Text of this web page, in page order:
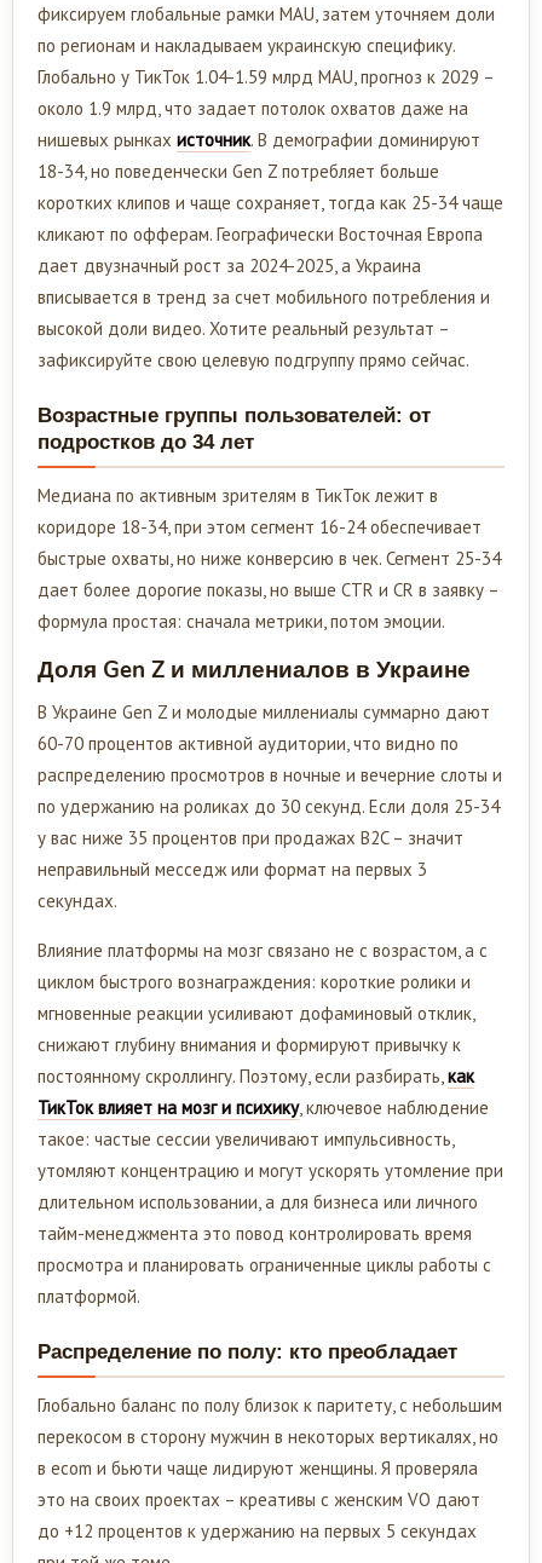
фиксируем глобальные рамки MAU, затем уточняем доли
по регионам и накладываем украинскую специфику.
Глобально у ТикТок 1.04-1.59 млрд MAU, прогноз к 2029 –
около 1.9 млрд, что задает потолок охватов даже на
нишевых рынках источник. В демографии доминируют
18-34, но поведенчески Gen Z потребляет больше
коротких клипов и чаще сохраняет, тогда как 25-34 чаще
кликают по офферам. Географически Восточная Европа
дает двузначный рост за 2024-2025, а Украина
вписывается в тренд за счет мобильного потребления и
высокой доли видео. Хотите реальный результат –
зафиксируйте свою целевую подгруппу прямо сейчас.
Возрастные группы пользователей: от
подростков до 34 лет
Медиана по активным зрителям в ТикТок лежит в
коридоре 18-34, при этом сегмент 16-24 обеспечивает
быстрые охваты, но ниже конверсию в чек. Сегмент 25-34
дает более дорогие показы, но выше CTR и CR в заявку –
формула простая: сначала метрики, потом эмоции.
Доля Gen Z и миллениалов в Украине
В Украине Gen Z и молодые миллениалы суммарно дают
60-70 процентов активной аудитории, что видно по
распределению просмотров в ночные и вечерние слоты и
по удержанию на роликах до 30 секунд. Если доля 25-34
у вас ниже 35 процентов при продажах B2C – значит
неправильный месседж или формат на первых 3
секундах.
Влияние платформы на мозг связано не с возрастом, а с
циклом быстрого вознаграждения: короткие ролики и
мгновенные реакции усиливают дофаминовый отклик,
снижают глубину внимания и формируют привычку к
постоянному скроллингу. Поэтому, если разбирать,как
ТикТок влияет на мозг и психику, ключевое наблюдение
такое: частые сессии увеличивают импульсивность,
утомляют концентрацию и могут ускорять утомление при
длительном использовании, а для бизнеса или личного
тайм-менеджмента это повод контролировать время
просмотра и планировать ограниченные циклы работы с
платформой.
Распределение по полу: кто преобладает
Глобально баланс по полу близок к паритету, с небольшим
перекосом в сторону мужчин в некоторых вертикалях, но
в ecom и бьюти чаще лидируют женщины. Я проверяла
это на своих проектах – креативы с женским VO дают
до +12 процентов к удержанию на первых 5 секундах